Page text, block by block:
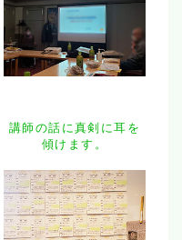
講師の話に真剣に耳を
傾けます。